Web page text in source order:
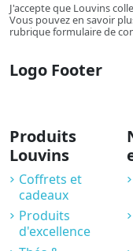
J'accepte que Louvins
Vous pouvez en savoir
rubrique formulaire de
Logo Footer
Produits
Louvins
Coffrets et
cadeaux
Produits
d'excellence